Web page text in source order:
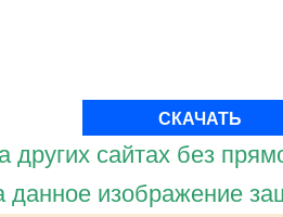
СКАЧАТЬ
других сайтах без
данное изображение